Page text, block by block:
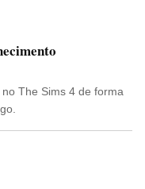
The Sims 4 de forma